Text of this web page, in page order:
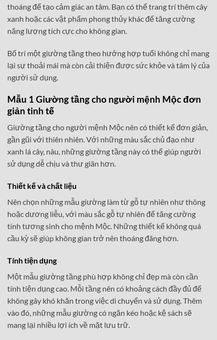
thoáng để tạo cảm giác an tâm. Bạn có thể trang trí thêm cây
xanh hoặc các vật phẩm phong thủy khác để tăng cường
năng lượng tích cực cho không gian.
Bố trí một giường tầng theo hướng hợp tuổi không chỉ mang
lại sự thoải mái mà còn cải thiện được sức khỏe và tâm lý của
người sử dụng.
Mẫu 1 Giường tầng cho người mệnh Mộc đơn
giản tinh tế
Giường tầng cho người mệnh Mộc nên có thiết kế đơn giản,
gần gũi với thiên nhiên. Với những màu sắc chủ đạo như
xanh lá cây, nâu, những giường tầng này có thể giúp người
sử dụng dễ chịu và thư giãn hơn.
Thiết kế và chất liệu
Nên chọn những mẫu giường làm từ gỗ tự nhiên như thông
hoặc dương liễu, với màu sắc gỗ tự nhiên để tăng cường
tính tương sinh cho mệnh Mộc. Những thiết kế không quá
cầu kỳ sẽ giúp không gian trở nên thoáng đãng hơn.
Tính tiện dụng
Một mẫu giường tầng phù hợp không chỉ đẹp mà còn cần
tính tiện dụng cao. Mỗi tầng nên có khoảng cách đầy đủ để
không gây khó khăn trong việc di chuyển và sử dụng. Thêm
vào đó, những mẫu giường có ngăn kéo hoặc kệ sách sẽ
mang lại nhiều lợi ích về mặt lưu trữ.